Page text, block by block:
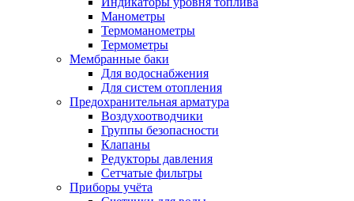
Манометры
Термоманометры
Термометры
Мембранные баки
Для водоснабжения
Для систем отопления
Предохранительная арматура
Воздухоотводчики
Группы безопасности
Клапаны
Редукторы давления
Сетчатые фильтры
Приборы учёта